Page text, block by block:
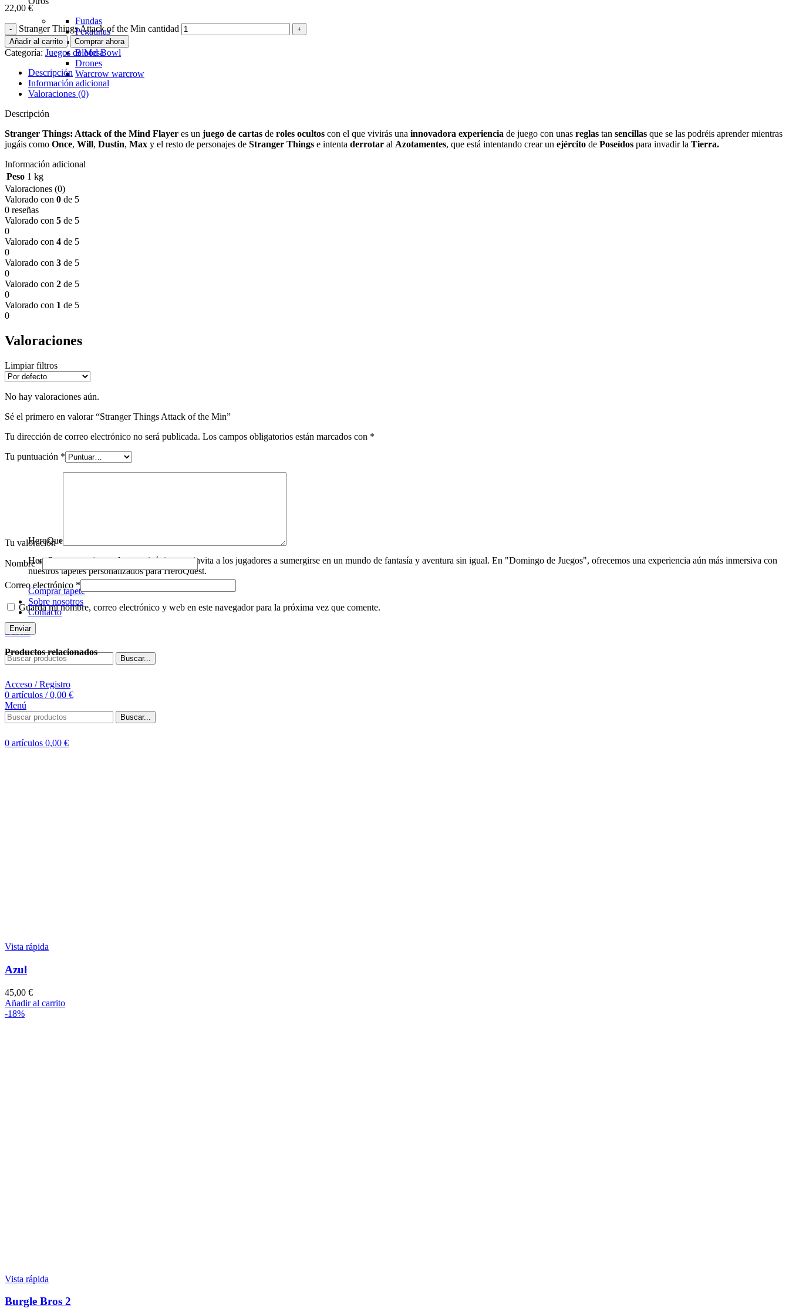
Fundas
Pegatinas
Insertos
Blood Bowl
Drones
Warcrow warcrow
HeroQuest
HeroQuest es un juego de mesa icónico que invita a los jugadores a sumergirse en un mundo de fantasía y aventura sin igual. En "Domingo de Juegos", ofrecemos una experiencia aún más inmersiva con
nuestros tapetes personalizados para HeroQuest.
Comprar tapete
Sobre nosotros
Contacto
Buscar
Buscar...
Acceso / Registro
0 artículos / 0,00 €
Menú
Buscar...
0 artículos 0,00 €
22,00 €
Stranger Things Attack of the Min cantidad
Añadir al carrito Comprar ahora
Categoría: Juegos de Mesa
Descripción
Información adicional
Valoraciones (0)
Descripción
Stranger Things: Attack of the Mind Flayer es un juego de cartas de roles ocultos con el que vivirás una innovadora experiencia de juego con unas reglas tan sencillas que se las podréis aprender mientras
jugáis como Once, Will, Dustin, Max y el resto de personajes de Stranger Things e intenta derrotar al Azotamentes, que está intentando crear un ejército de Poseídos para invadir la Tierra.
Información adicional
Peso 1 kg
Valoraciones (0)
Valorado con 0 de 5
0 reseñas
Valorado con 5 de 5
0
Valorado con 4 de 5
0
Valorado con 3 de 5
0
Valorado con 2 de 5
0
Valorado con 1 de 5
0
Valoraciones
Limpiar filtros
No hay valoraciones aún.
Sé el primero en valorar “Stranger Things Attack of the Min”
Tu dirección de correo electrónico no será publicada. Los campos obligatorios están marcados con *
Tu puntuación *
Tu valoración*
Nombre*
Correo electrónico *
Guarda mi nombre, correo electrónico y web en este navegador para la próxima vez que comente.
Productos relacionados
Vista rápida
Azul
45,00 €
Añadir al carrito
-18%
Vista rápida
Burgle Bros 2